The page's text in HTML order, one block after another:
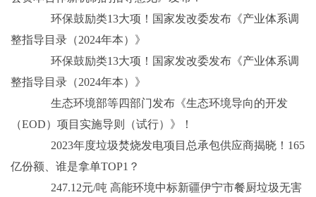
环保鼓励类13大项！国家发改委发布《产业体系调
整指导目录（2024年本）》
环保鼓励类13大项！国家发改委发布《产业体系调
整指导目录（2024年本）》
生态环境部等四部门发布《生态环境导向的开发
（EOD）项目实施导则（试行）》！
2023年度垃圾焚烧发电项目总承包供应商揭晓！165
亿份额、谁是拿单TOP1？
247.12元/吨 高能环境中标新疆伊宁市餐厨垃圾无害